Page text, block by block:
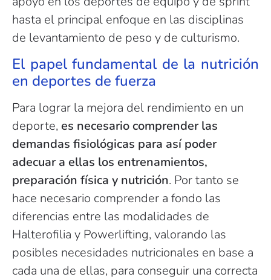
hasta el principal enfoque en las disciplinas
de levantamiento de peso y de culturismo.
El papel fundamental de la nutrición
en deportes de fuerza
Para lograr la mejora del rendimiento en un
deporte, es necesario comprender las
demandas fisiológicas para así poder
adecuar a ellas los entrenamientos,
preparación física y nutrición. Por tanto se
hace necesario comprender a fondo las
diferencias entre las modalidades de
Halterofilia y Powerlifting, valorando las
posibles necesidades nutricionales en base a
cada una de ellas, para conseguir una correcta